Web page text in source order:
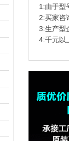
1:由于型
2:买家咨
3:生产型
4:千元以